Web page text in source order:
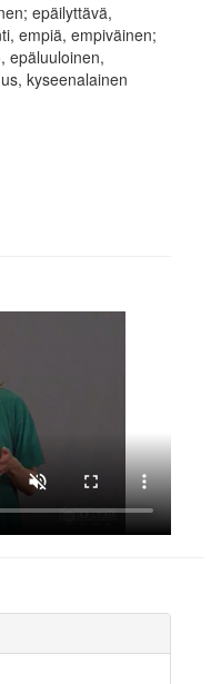
epäilyttävä,
empiä, empiväinen;
epäluuloinen,
kyseenalainen